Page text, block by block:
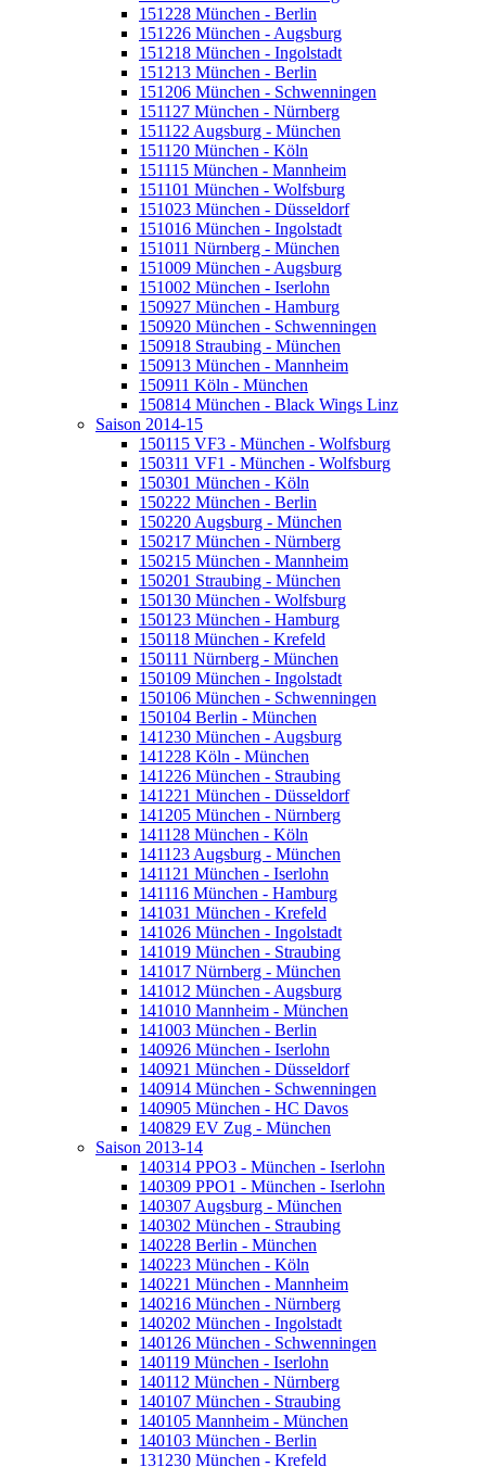
151228 München - Berlin
151226 München - Augsburg
151218 München - Ingolstadt
151213 München - Berlin
151206 München - Schwenningen
151127 München - Nürnberg
151122 Augsburg - München
151120 München - Köln
151115 München - Mannheim
151101 München - Wolfsburg
151023 München - Düsseldorf
151016 München - Ingolstadt
151011 Nürnberg - München
151009 München - Augsburg
151002 München - Iserlohn
150927 München - Hamburg
150920 München - Schwenningen
150918 Straubing - München
150913 München - Mannheim
150911 Köln - München
150814 München - Black Wings Linz
Saison 2014-15
150115 VF3 - München - Wolfsburg
150311 VF1 - München - Wolfsburg
150301 München - Köln
150222 München - Berlin
150220 Augsburg - München
150217 München - Nürnberg
150215 München - Mannheim
150201 Straubing - München
150130 München - Wolfsburg
150123 München - Hamburg
150118 München - Krefeld
150111 Nürnberg - München
150109 München - Ingolstadt
150106 München - Schwenningen
150104 Berlin - München
141230 München - Augsburg
141228 Köln - München
141226 München - Straubing
141221 München - Düsseldorf
141205 München - Nürnberg
141128 München - Köln
141123 Augsburg - München
141121 München - Iserlohn
141116 München - Hamburg
141031 München - Krefeld
141026 München - Ingolstadt
141019 München - Straubing
141017 Nürnberg - München
141012 München - Augsburg
141010 Mannheim - München
141003 München - Berlin
140926 München - Iserlohn
140921 München - Düsseldorf
140914 München - Schwenningen
140905 München - HC Davos
140829 EV Zug - München
Saison 2013-14
140314 PPO3 - München - Iserlohn
140309 PPO1 - München - Iserlohn
140307 Augsburg - München
140302 München - Straubing
140228 Berlin - München
140223 München - Köln
140221 München - Mannheim
140216 München - Nürnberg
140202 München - Ingolstadt
140126 München - Schwenningen
140119 München - Iserlohn
140112 München - Nürnberg
140107 München - Straubing
140105 Mannheim - München
140103 München - Berlin
131230 München - Krefeld